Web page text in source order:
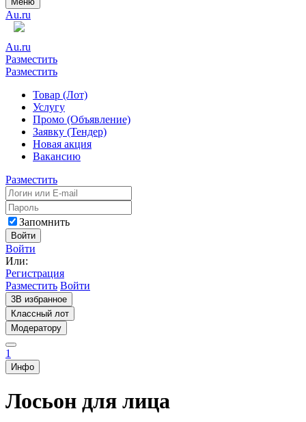
Au.ru
Au.ru
Разместить
Разместить
Товар (Лот)
Услугу
Промо (Объявление)
Заявку (Тендер)
Новая акция
Вакансию
Разместить
Запомнить
Войти
Войти
Или:
Регистрация
Разместить Войти
3В избранное
Классный лот
Модератору
1
Инфо
Лосьон для лица